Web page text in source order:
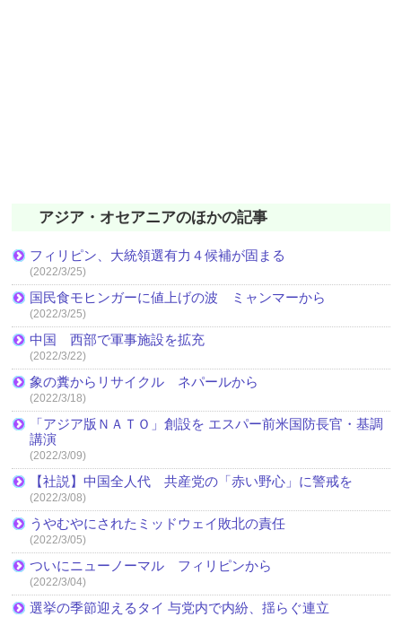
アジア・オセアニアのほかの記事
フィリピン、大統領選有力４候補が固まる
(2022/3/25)
国民食モヒンガーに値上げの波 ミャンマーから
(2022/3/25)
中国 西部で軍事施設を拡充
(2022/3/22)
象の糞からリサイクル ネパールから
(2022/3/18)
「アジア版ＮＡＴＯ」創設を エスパー前米国防長官・基調
講演
(2022/3/09)
【社説】中国全人代 共産党の「赤い野心」に警戒を
(2022/3/08)
うやむやにされたミッドウェイ敗北の責任
(2022/3/05)
ついにニューノーマル フィリピンから
(2022/3/04)
選挙の季節迎えるタイ 与党内で内紛、揺らぐ連立